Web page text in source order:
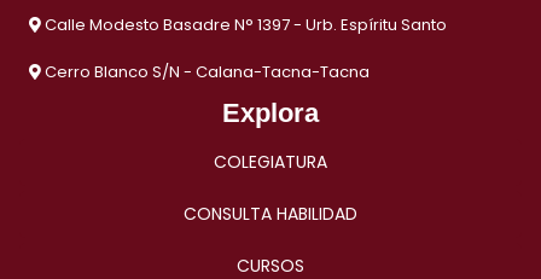
Calle Modesto Basadre N° 1397 - Urb. Espíritu Santo
Cerro Blanco S/N - Calana-Tacna-Tacna
Explora
COLEGIATURA
CONSULTA HABILIDAD
CURSOS